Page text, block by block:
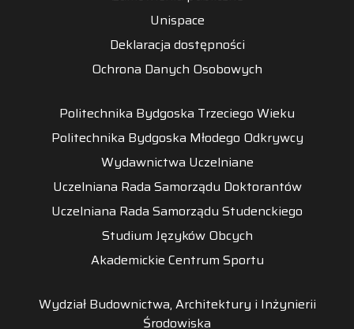
Unispace
Deklaracja dostępności
Ochrona Danych Osobowych
Politechnika Bydgoska Trzeciego Wieku
Politechnika Bydgoska Młodego Odkrywcy
Wydawnictwa Uczelniane
Uczelniana Rada Samorządu Doktorantów
Uczelniana Rada Samorządu Studenckiego
Studium Języków Obcych
Akademickie Centrum Sportu
Wydział Budownictwa, Architektury i Inżynierii
Środowiska